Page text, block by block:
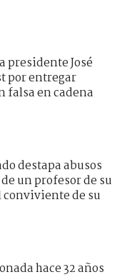
presidente José
por entregar
en cadena
destapa abusos
un profesor de su
conviviente de su
hace 32 años